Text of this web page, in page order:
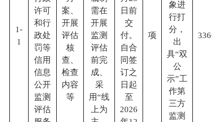
1-
1
许可
和行
政处
罚等
信用
信息
公开
监测
评估
案、
开展
评估
核
查、
检查
内容
等
需在
开展
监测
评估
前完
成、
采
用“线
上为
日前
交
付。
自合
同签
订之
日起
至
2026
项
象进
行打
分，
出
具“双
公
示”工
作第
三方
监测